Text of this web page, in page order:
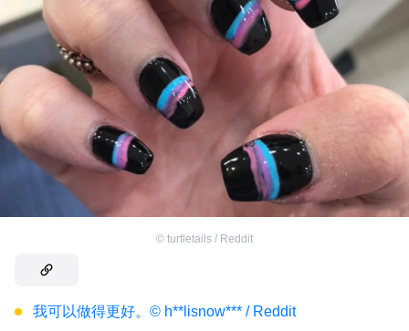
© turtletails / Reddit
我可以做得更好。© h**lisnow*** / Reddit